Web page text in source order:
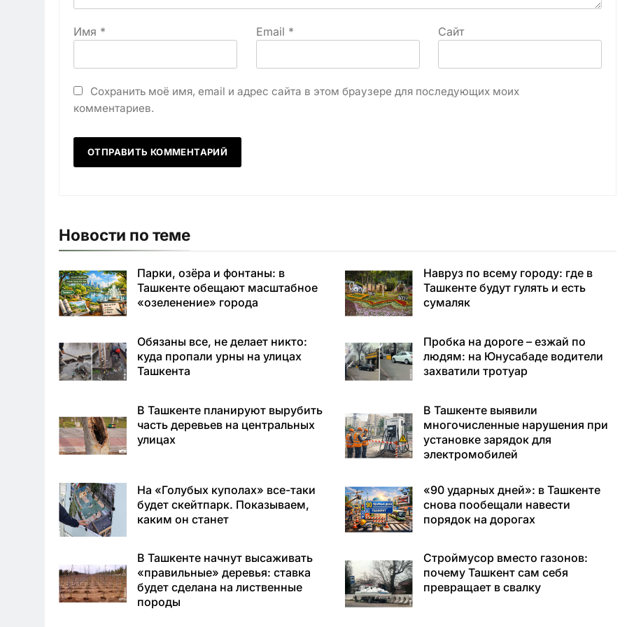
Имя * Email * Сайт
Сохранить моё имя, email и адрес сайта в этом браузере для последующих моих
комментариев.
Новости по теме
Парки, озёра и фонтаны: в
Ташкенте обещают масштабное
«озеленение» города
Навруз по всему городу: где в
Ташкенте будут гулять и есть
сумаляк
Обязаны все, не делает никто:
куда пропали урны на улицах
Ташкента
Пробка на дороге – езжай по
людям: на Юнусабаде водители
захватили тротуар
В Ташкенте планируют вырубить
часть деревьев на центральных
улицах
В Ташкенте выявили
многочисленные нарушения при
установке зарядок для
электромобилей
На «Голубых куполах» все-таки
будет скейтпарк. Показываем,
каким он станет
«90 ударных дней»: в Ташкенте
снова пообещали навести
порядок на дорогах
В Ташкенте начнут высаживать
«правильные» деревья: ставка
будет сделана на лиственные
породы
Строймусор вместо газонов:
почему Ташкент сам себя
превращает в свалку